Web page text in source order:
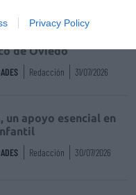
Privacy Policypara el
de Oviedo
Redacción 31/07/2026
un apoyo esencial en
Redacción 30/07/2026